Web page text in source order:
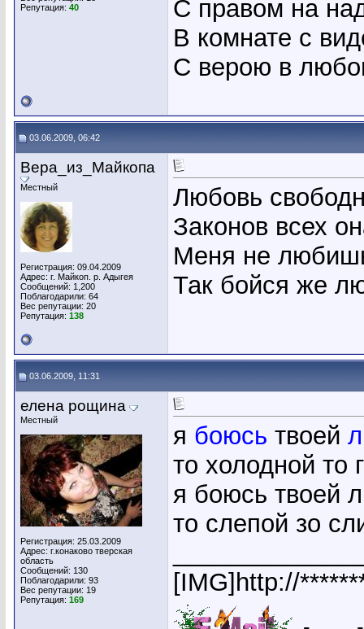
Репутация: 40
С правом на
В комнате с
С верою в
03.06.2009, 06:42
Вера_из_Майкопа
Местный
Регистрация: 09.04.2009
Адрес: г. Майкоп. р. Адыгея
Сообщений: 1,200
Поблагодарили: 64
Вес репутации: 20
Репутация: 138
Любовь
Законов всех
Меня не
Так бойся же
03.06.2009, 11:31
елена рощина
Местный
Регистрация: 25.03.2009
Адрес: г.конаково тверская
область
Сообщений: 130
Поблагодарили: 93
Вес репутации: 19
Репутация: 169
я боюсь твоей
то холодной то
я боюсь твоей
то слепой зо
[IMG]http://